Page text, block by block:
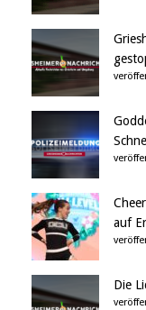
auf
Die